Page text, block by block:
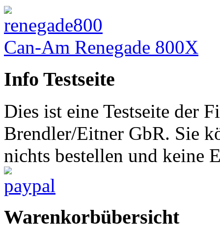
Can-Am Renegade 800X
Info Testseite
Dies ist eine Testseite der
Brendler/Eitner GbR. Sie
nichts bestellen und keine
Warenkorbübersicht